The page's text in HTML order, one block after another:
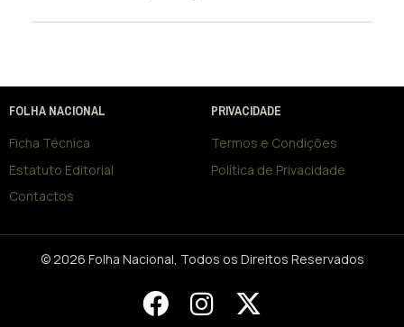
FOLHA NACIONAL
Ficha Técnica
Estatuto Editorial
Contactos
PRIVACIDADE
Termos e Condições
Política de Privacidade
© 2026 Folha Nacional, Todos os Direitos Reservados